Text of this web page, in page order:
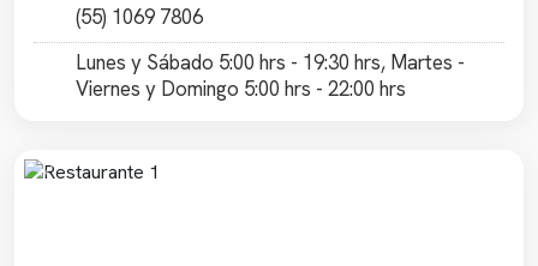
(55) 1069 7806
Lunes y Sábado 5:00 hrs - 19:30 hrs, Martes -
Viernes y Domingo 5:00 hrs - 22:00 hrs
Previous